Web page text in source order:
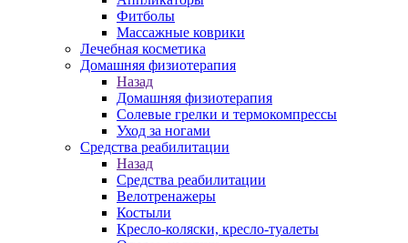
Фитболы
Массажные коврики
Лечебная косметика
Домашняя физиотерапия
Назад
Домашняя физиотерапия
Солевые грелки и термокомпрессы
Уход за ногами
Средства реабилитации
Назад
Средства реабилитации
Велотренажеры
Костыли
Кресло-коляски, кресло-туалеты